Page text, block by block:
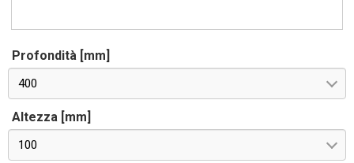
Profondità [mm]
400
Altezza [mm]
100